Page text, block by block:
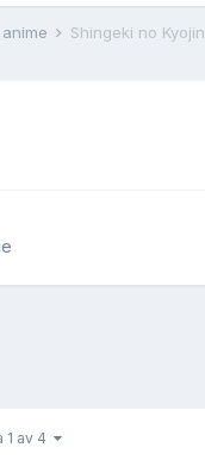
Shingeki no Kyojin
1 av 4